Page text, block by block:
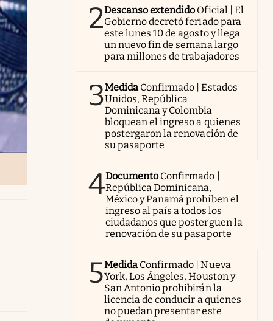
2Descanso extendido Oficial | El
Gobierno decretó feriado para
este lunes 10 de agosto y llega
un nuevo fin de semana largo
para millones de trabajadores
3Medida Confirmado | Estados
Unidos, República
Dominicana y Colombia
bloquean el ingreso a quienes
postergaron la renovación de
su pasaporte
4Documento Confirmado |
República Dominicana,
México y Panamá prohíben el
ingreso al país a todos los
ciudadanos que posterguen la
renovación de su pasaporte
5Medida Confirmado | Nueva
York, Los Ángeles, Houston y
San Antonio prohibirán la
licencia de conducir a quienes
no puedan presentar este